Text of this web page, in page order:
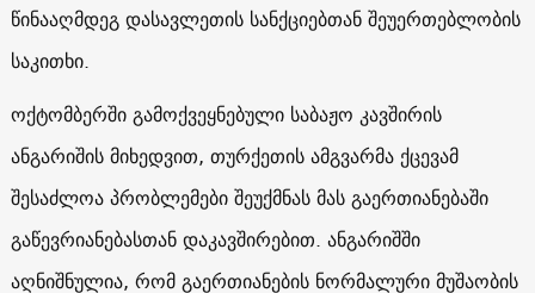
წინააღმდეგ დასავლეთის სანქციებთან შეუერთებლობის
საკითხი.
ოქტომბერში გამოქვეყნებული საბაჟო კავშირის
ანგარიშის მიხედვით, თურქეთის ამგვარმა ქცევამ
შესაძლოა პრობლემები შეუქმნას მას გაერთიანებაში
გაწევრიანებასთან დაკავშირებით. ანგარიშში
აღნიშნულია, რომ გაერთიანების ნორმალური მუშაობის